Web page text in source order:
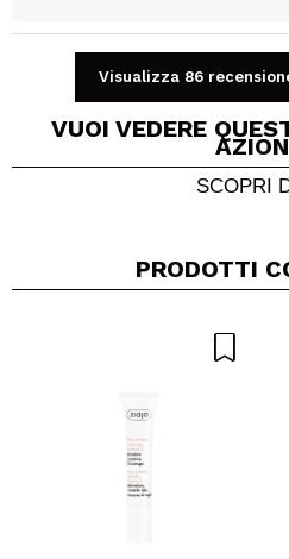
Il tuo video potrebbe
Visualizza 86
VUOI VEDERE
SCOPRI
PRODOTTI